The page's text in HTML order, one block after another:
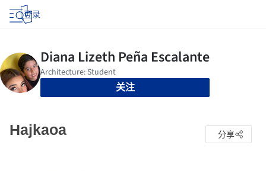
登录
关注
Hajkaoa 分享